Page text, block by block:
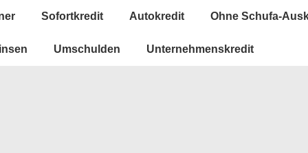
Sofortkredit Autokredit Ohne Schufa-
Umschulden Unternehmenskredit